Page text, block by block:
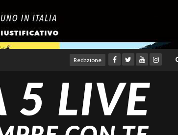
Redazione